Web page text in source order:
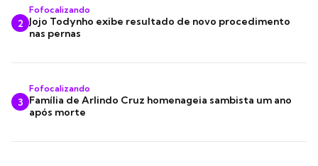
2
Fofocalizando
Jojo Todynho exibe resultado de novo procedimento
nas pernas
3
Fofocalizando
Família de Arlindo Cruz homenageia sambista um ano
após morte